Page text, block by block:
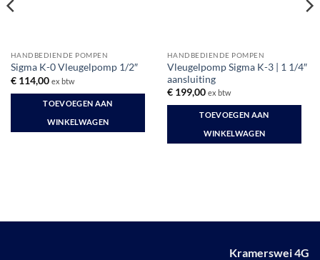
HANDBEDIENDE POMPEN
Sigma K-0 Vleugelpomp 1/2″
€114,00 ex btw
TOEVOEGEN AAN
WINKELWAGEN
HANDBEDIENDE POMPEN
Vleugelpomp Sigma K-3 | 1 1/4″
aansluiting
€199,00 ex btw
TOEVOEGEN AAN
WINKELWAGEN
Kramerswei 4G